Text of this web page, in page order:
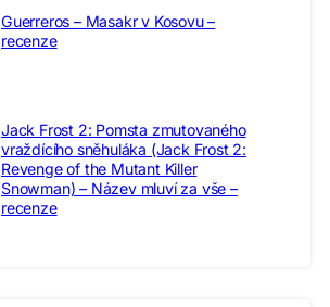
Guerreros – Masakr v Kosovu –
recenze
Jack Frost 2: Pomsta zmutovaného
vraždícího sněhuláka (Jack Frost 2:
Revenge of the Mutant Killer
Snowman) – Název mluví za vše –
recenze